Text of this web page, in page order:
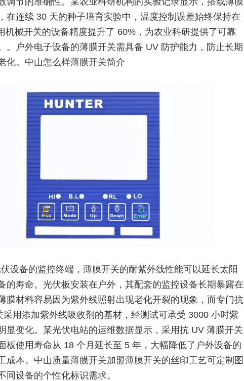
在连续 30 天的种子培育实验中，温度控制误差始终保持在
械开关的设备精度提升了 60%，为农业科研提供了可靠
。户外电子设备的薄膜开关需具备 UV 防护能力，防止长期
化。中山怎么样薄膜开关简介
设备的监控终端，薄膜开关的耐紫外线性能可以延长太阳
的寿命。光伏板安装在户外，其配套的监控设备长期暴露在
膜材料容易因为紫外线照射出现老化开裂的现象，而专门抗
采用添加紫外线吸收剂的基材，经测试可承受 3000 小时紫
显变化。某光伏电站的运维数据显示，采用抗 UV 薄膜开关
板使用寿命从 18 个月延长至 5 年，大幅降低了户外设备的
成本。中山质量薄膜开关加盟薄膜开关的丝印工艺可定制图
同设备的个性化标识需求。